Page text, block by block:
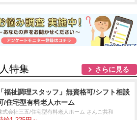
特集 さらに見る
「福祉調理スタッフ」無資格可/シフト相談
/住宅型有料老人ホーム
式会社三五/住宅型有料老人ホーム さんご共和